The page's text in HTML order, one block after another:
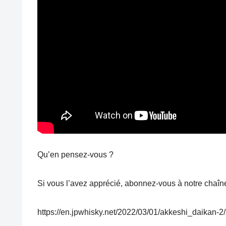
Qu’en pensez-vous ?
Si vous l’avez apprécié, abonnez-vous à notre
https://en.jpwhisky.net/2022/03/01/akkeshi_daikan-2/